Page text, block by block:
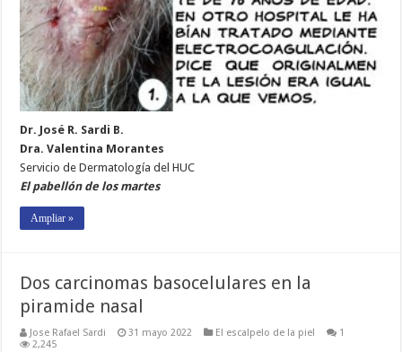
Dr. José R. Sardi B.
Dra. Valentina Morantes
Servicio de Dermatología del HUC
El pabellón de los martes
Ampliar »
Dos carcinomas basocelulares en la
piramide nasal
Jose Rafael Sardi 31 mayo 2022 El escalpelo de la piel
1
2,245